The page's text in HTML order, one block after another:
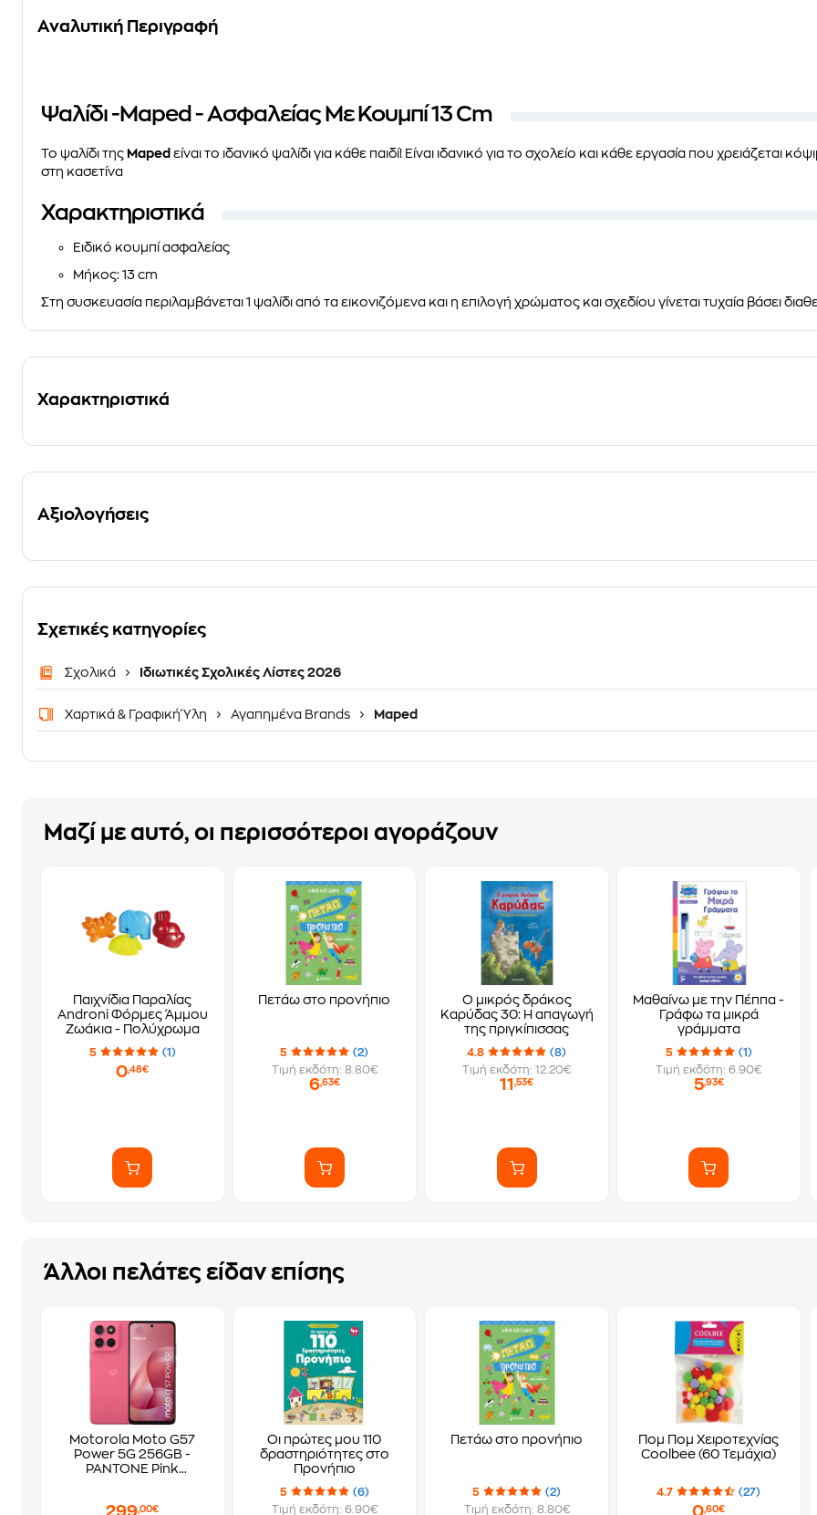
Αναλυτική Περιγραφή
Ψαλίδι -Maped - Ασφαλείας Με Κουμπί 13 Cm
Το ψαλίδι της Maped είναι το ιδανικό ψαλίδι για κάθε παιδί! Είναι ιδανικό για το σχολείο και κάθε εργασία που χρειάζεται
στη κασετίνα
Χαρακτηριστικά
Ειδικό κουμπί ασφαλείας
Μήκος: 13 cm
Στη συσκευασία περιλαμβάνεται 1 ψαλίδι από τα εικονιζόμενα και η επιλογή χρώματος και σχεδίου γίνεται τυχαία βάσει
Χαρακτηριστικά
Αξιολογήσεις
Σχετικές κατηγορίες
Σχολικά Ιδιωτικές Σχολικές Λίστες 2026
Χαρτικά & Γραφική Ύλη Αγαπημένα Brands Maped
Μαζί με αυτό, οι περισσότεροι αγοράζουν
Παιχνίδια Παραλίας
Androni Φόρμες Άμμου
Ζωάκια - Πολύχρωμα
5 (1)
0,48€
Πετάω στο προνήπιο
5
(2)
Τιμή εκδότη: 8.80€
6,63€
Ο μικρός δράκος
Καρύδας 30: Η απαγωγή
της πριγκίπισσας
4.8
(8)
Τιμή εκδότη: 12.20€
11,53€
Μαθαίνω με την Πέππα -
Γράφω τα μικρά
γράμματα
5
(1)
Τιμή εκδότη: 6.90€
5,93€
Άλλοι πελάτες είδαν επίσης
Motorola Moto G57
Power 5G 256GB -
PANTONE Pink
299,00€
Οι πρώτες μου 110
δραστηριότητες στο
Προνήπιο
5
(6)
Τιμή εκδότη: 6.90€
Πετάω στο προνήπιο
5
(2)
Τιμή εκδότη: 8.80€
Πομ Πομ Χειροτεχνίας
Coolbee (60 Τεμάχια)
4.7 (27)
0,60€